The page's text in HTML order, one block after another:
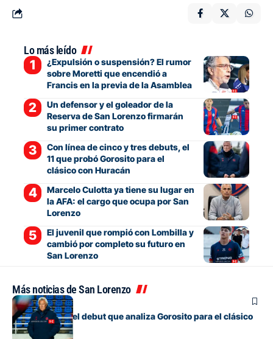
Lo más leído
¿Expulsión o suspensión? El rumor
sobre Moretti que encendió a
Francis en la previa de la Asamblea
Un defensor y el goleador de la
Reserva de San Lorenzo firmarán
su primer contrato
Con línea de cinco y tres debuts, el
11 que probó Gorosito para el
clásico con Huracán
Marcelo Culotta ya tiene su lugar en
la AFA: el cargo que ocupa por San
Lorenzo
El juvenil que rompió con Lombilla y
cambió por completo su futuro en
San Lorenzo
Más noticias de San Lorenzo
Fútbol
Los cambios y el debut que analiza Gorosito para el clásico
con Huracán